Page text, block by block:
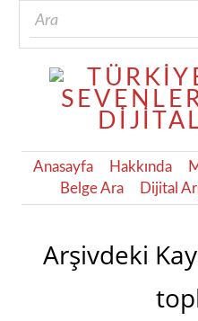
Anasayfa Hakkında
Belge Ara
Dijital
Arşivdeki